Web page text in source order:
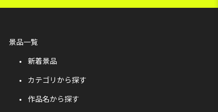
景品一覧
新着景品
カテゴリから探す
作品名から探す